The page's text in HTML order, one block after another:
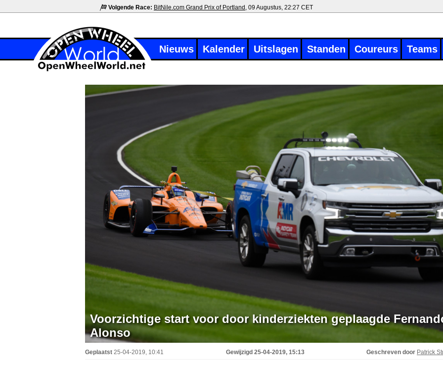
Volgende Race: BitNile.com Grand Prix of Portland , 09 Augustus, 22:27 CET
Nieuws Kalender Uitslagen Standen Coureurs Teams
Voorzichtige start voor door kinderziekten geplaagde
Alonso
Geplaatst 25-04-2019, 10:41 Gewijzigd 25-04-2019, 15:13 Geschreven door Patrick